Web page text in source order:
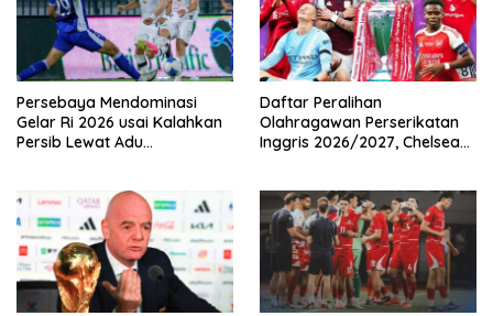
Persebaya Mendominasi
Gelar Ri 2026 usai Kalahkan
Persib Lewat Adu
Daftar Peralihan
Olahragawan Perserikatan
Inggris 2026/2027, Chelsea